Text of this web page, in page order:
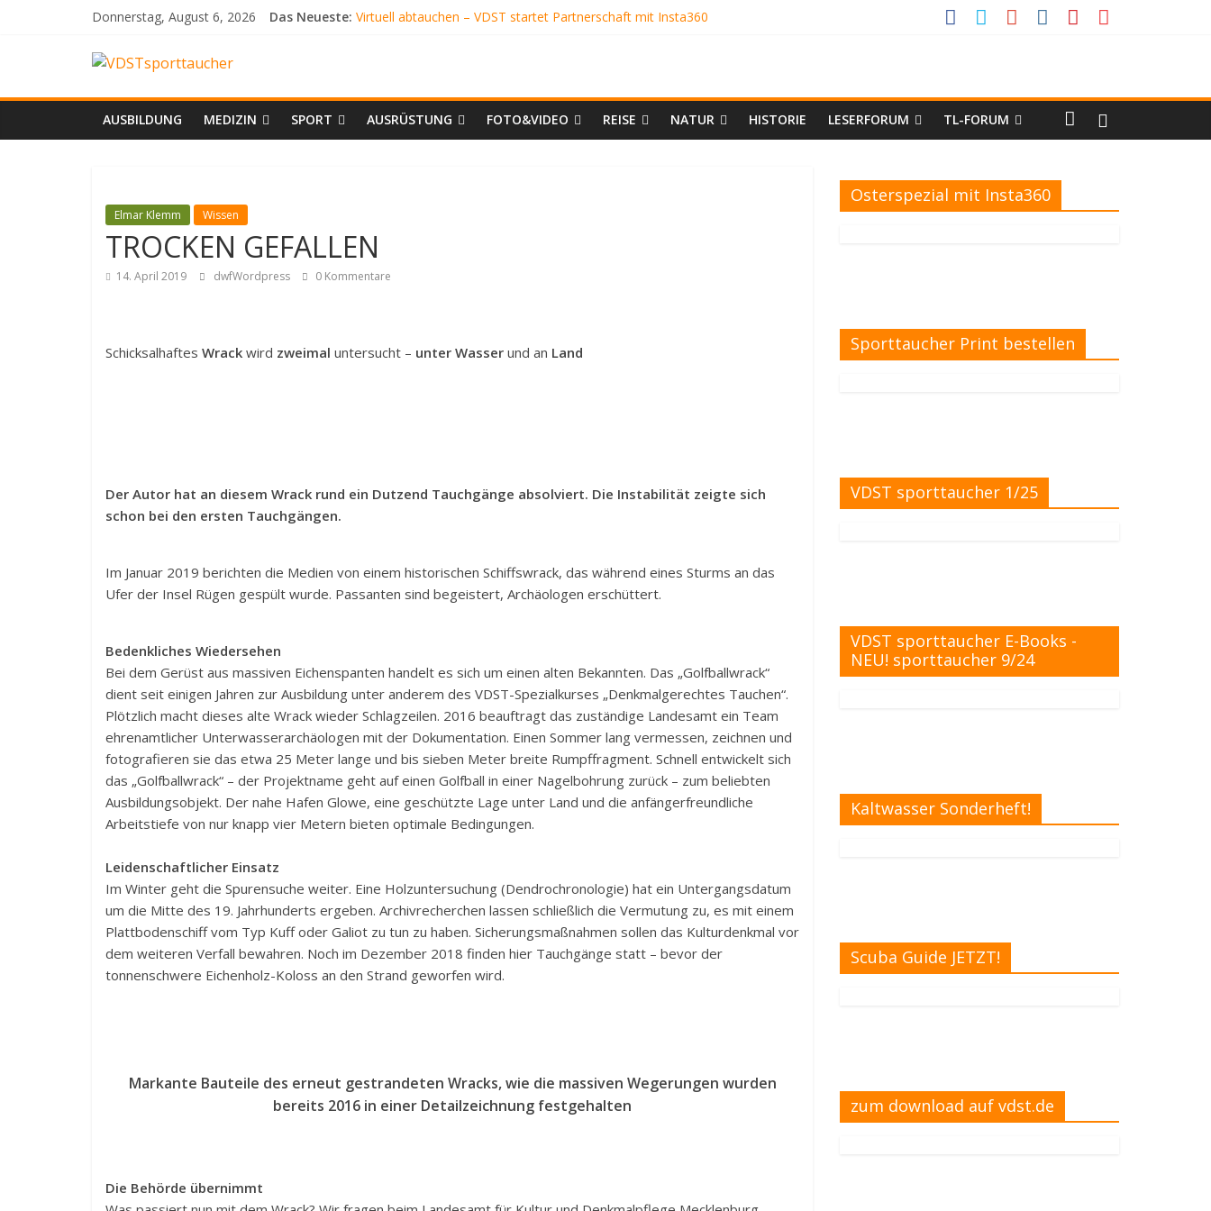
Donnerstag, August 6, 2026 Das Neueste: Virtuell abtauchen – VDST startet Partnerschaft mit Insta360
DER WEISSABGLEICH
VDSTsporttaucher
Dein
AUSBILDUNG MEDIZIN SPORT AUSRÜSTUNG FOTO&VIDEO REISE NATUR HISTORIE LESERFORUM TL-FORUM
Elmar Klemm Wissen
TROCKEN GEFALLEN
14. April 2019 dwfWordpress 0 Kommentare
Schicksalhaftes Wrack wird zweimal untersucht – unter Wasser und an Land
Der Autor hat an diesem Wrack rund ein Dutzend Tauchgänge absolviert. Die Instabilität zeigte sich
schon bei den ersten Tauchgängen.
Im Januar 2019 berichten die Medien von einem historischen Schiffswrack, das während eines Sturms an das
Ufer der Insel Rügen gespült wurde. Passanten sind begeistert, Archäologen erschüttert.
Bedenkliches Wiedersehen
Bei dem Gerüst aus massiven Eichenspanten handelt es sich um einen alten Bekannten. Das „Golfballwrack“
dient seit einigen Jahren zur Ausbildung unter anderem des VDST-Spezialkurses „Denkmalgerechtes Tauchen“.
Plötzlich macht dieses alte Wrack wieder Schlagzeilen. 2016 beauftragt das zuständige Landesamt ein Team
ehrenamtlicher Unterwasserarchäologen mit der Dokumentation. Einen Sommer lang vermessen, zeichnen und
fotografieren sie das etwa 25 Meter lange und bis sieben Meter breite Rumpffragment. Schnell entwickelt sich
das „Golfballwrack“ – der Projektname geht auf einen Golfball in einer Nagelbohrung zurück – zum beliebten
Ausbildungsobjekt. Der nahe Hafen Glowe, eine geschützte Lage unter Land und die anfängerfreundliche
Arbeitstiefe von nur knapp vier Metern bieten optimale Bedingungen.
Leidenschaftlicher Einsatz
Im Winter geht die Spurensuche weiter. Eine Holzuntersuchung (Dendrochronologie) hat ein Untergangsdatum
um die Mitte des 19. Jahrhunderts ergeben. Archivrecherchen lassen schließlich die Vermutung zu, es mit einem
Plattbodenschiff vom Typ Kuff oder Galiot zu tun zu haben. Sicherungsmaßnahmen sollen das Kulturdenkmal vor
dem weiteren Verfall bewahren. Noch im Dezember 2018 finden hier Tauchgänge statt – bevor der
tonnenschwere Eichenholz-Koloss an den Strand geworfen wird.
Markante Bauteile des erneut gestrandeten Wracks, wie die massiven Wegerungen wurden
bereits 2016 in einer Detailzeichnung festgehalten
Die Behörde übernimmt
Osterspezial mit Insta360
Sporttaucher Print bestellen
VDST sporttaucher 1/25
VDST sporttaucher E-Books -
NEU! sporttaucher 9/24
Kaltwasser Sonderheft!
Scuba Guide JETZT!
zum download auf vdst.de